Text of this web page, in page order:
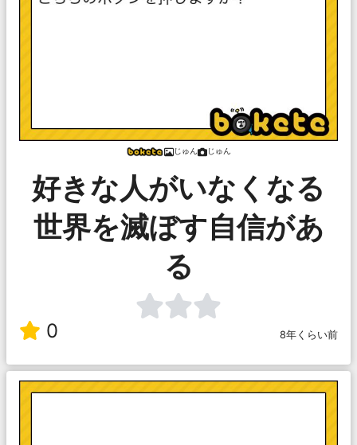
じゅん じゅん
好きな人がいなくなる
世界を滅ぼす自信があ
る
0 8年くらい前